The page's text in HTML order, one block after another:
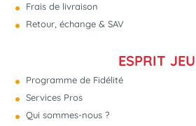
Frais de livraison
Retour, échange & SAV
ESPRIT JEU
Programme de Fidélité
Services Pros
Qui sommes-nous ?